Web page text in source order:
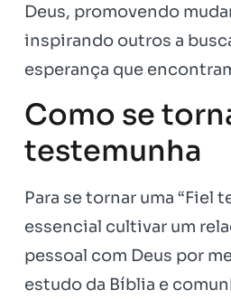
Deus, promovendo
inspirando outros a
esperança que
Como se
testemunha
Para se tornar uma “Fiel
essencial cultivar um
pessoal com Deus por
estudo da Bíblia e